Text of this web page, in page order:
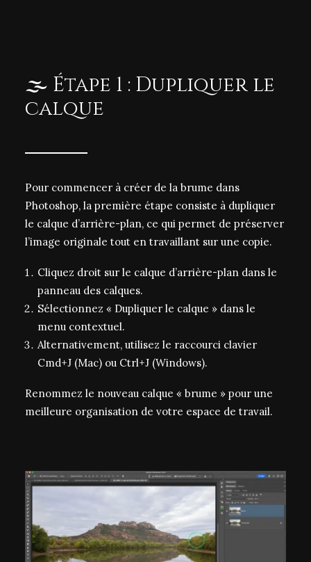
🌫️ Étape 1 : Dupliquer le
calque
Pour commencer à créer de la brume dans
Photoshop, la première étape consiste à dupliquer
le calque d’arrière-plan, ce qui permet de préserver
l’image originale tout en travaillant sur une copie.
Cliquez droit sur le calque d’arrière-plan dans le
panneau des calques.
Sélectionnez « Dupliquer le calque » dans le
menu contextuel.
Alternativement, utilisez le raccourci clavier
Cmd+J (Mac) ou Ctrl+J (Windows).
Renommez le nouveau calque « brume » pour une
meilleure organisation de votre espace de travail.